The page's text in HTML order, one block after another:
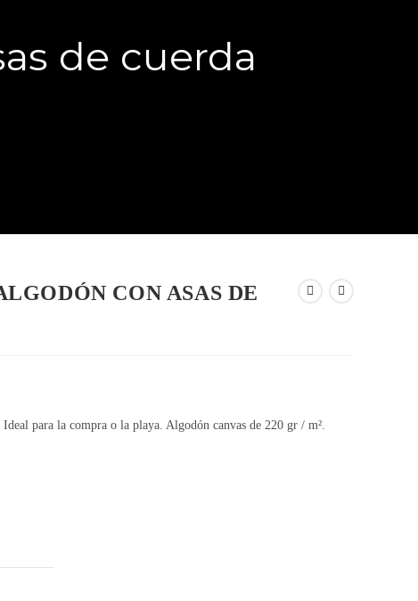
de cuerda
CON ASAS DE
para la compra o la playa. Algodón canvas de 220 gr / m².